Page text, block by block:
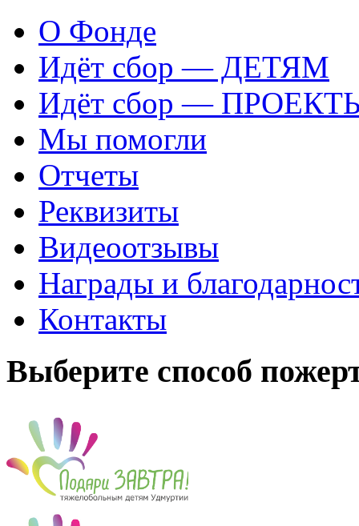
О Фонде
Идёт сбор — ДЕТЯМ
Идёт сбор —
Мы помогли
Отчеты
Реквизиты
Видеоотзывы
Награды и
Контакты
Выберите способ